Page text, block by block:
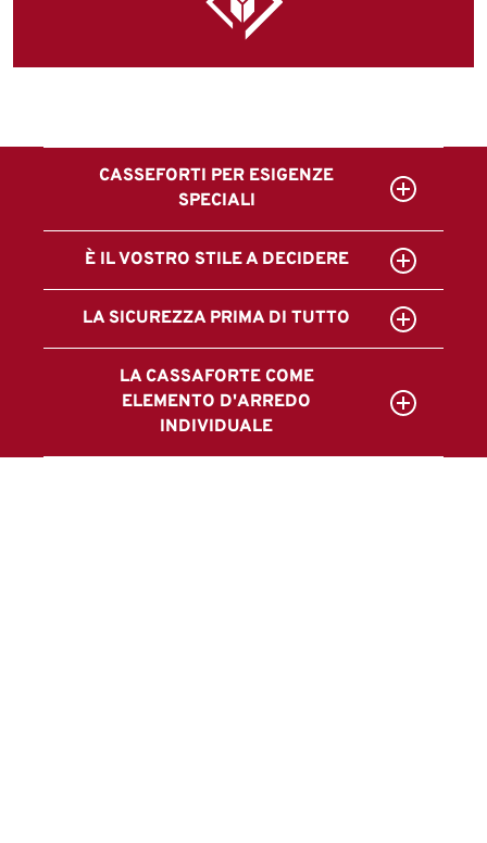
CASSEFORTI PER ESIGENZE
SPECIALI
È IL VOSTRO STILE A DECIDERE
LA SICUREZZA PRIMA DI TUTTO
LA CASSAFORTE COME
ELEMENTO D'ARREDO
INDIVIDUALE